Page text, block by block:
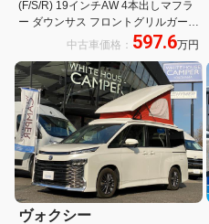
(F/S/R) 19インチAW 4本出しマフラ
ー ダウンサス フロントグリルガーニ
ッシュ 10.5インチDAプラス 快適パ
パノラミックビュー
中古車価格： 597.6万円
ヴォクシー